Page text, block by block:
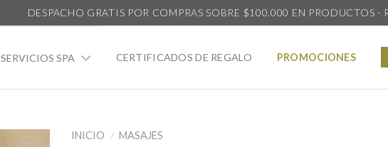
DESPACHO GRATIS POR COMPRAS SOBRE $100.000 EN PRODUCTOS
SERVICIOS SPA CERTIFICADOS DE REGALO PROMOCIONES
INICIO / MASAJES